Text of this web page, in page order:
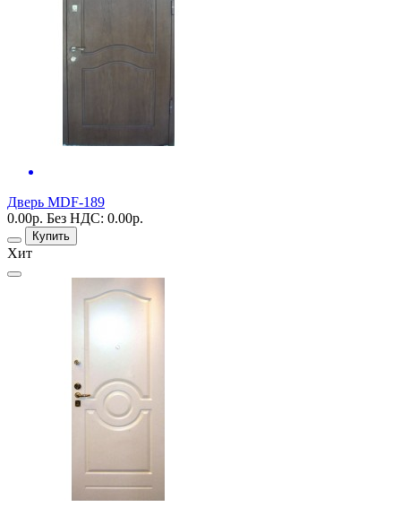
Дверь MDF-189
0.00р. Без НДС: 0.00р.
Купить
Хит